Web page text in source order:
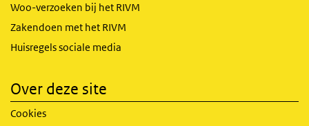
Woo-verzoeken bij het RIVM
Zakendoen met het RIVM
Huisregels sociale media
Over deze site
Cookies